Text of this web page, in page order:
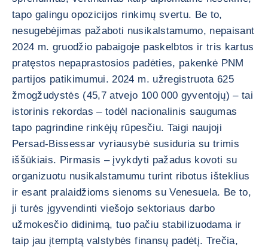
tapo galingu opozicijos rinkimų svertu. Be to,
nesugebėjimas pažaboti nusikalstamumo, nepaisant
2024 m. gruodžio pabaigoje paskelbtos ir tris kartus
pratęstos nepaprastosios padėties, pakenkė PNM
partijos patikimumui. 2024 m. užregistruota 625
žmogžudystės (45,7 atvejo 100 000 gyventojų) – tai
istorinis rekordas – todėl nacionalinis saugumas
tapo pagrindine rinkėjų rūpesčiu. Taigi naujoji
Persad-Bissessar vyriausybė susiduria su trimis
iššūkiais. Pirmasis – įvykdyti pažadus kovoti su
organizuotu nusikalstamumu turint ribotus išteklius
ir esant pralaidžioms sienoms su Venesuela. Be to,
ji turės įgyvendinti viešojo sektoriaus darbo
užmokesčio didinimą, tuo pačiu stabilizuodama ir
taip jau įtemptą valstybės finansų padėtį. Trečia,